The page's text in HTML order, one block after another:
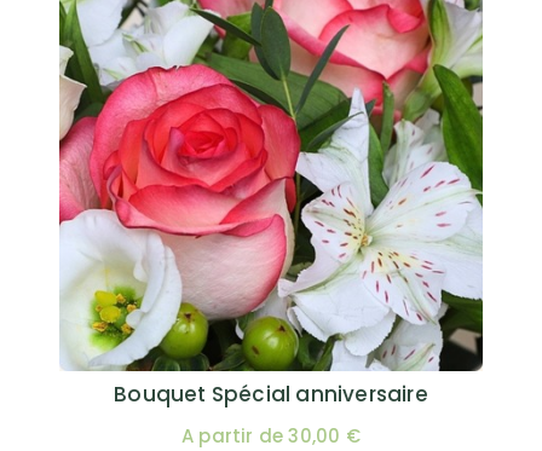
Bouquet Spécial anniversaire
A partir de 30,00 €